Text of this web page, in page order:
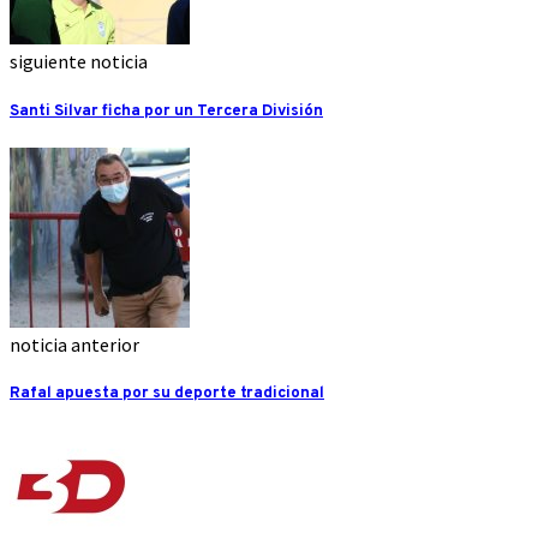
siguiente noticia
Santi Silvar ficha por un Tercera División
noticia anterior
Rafal apuesta por su deporte tradicional